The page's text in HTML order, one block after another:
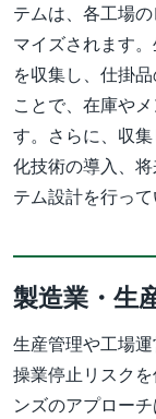
テムは、各工場
マイズされます
を収集し、仕掛
ことで、在庫や
す。さらに、収
化技術の導入、
テム設計を行って
製造業・生
生産管理や工場
操業停止リスク
ンズのアプロー